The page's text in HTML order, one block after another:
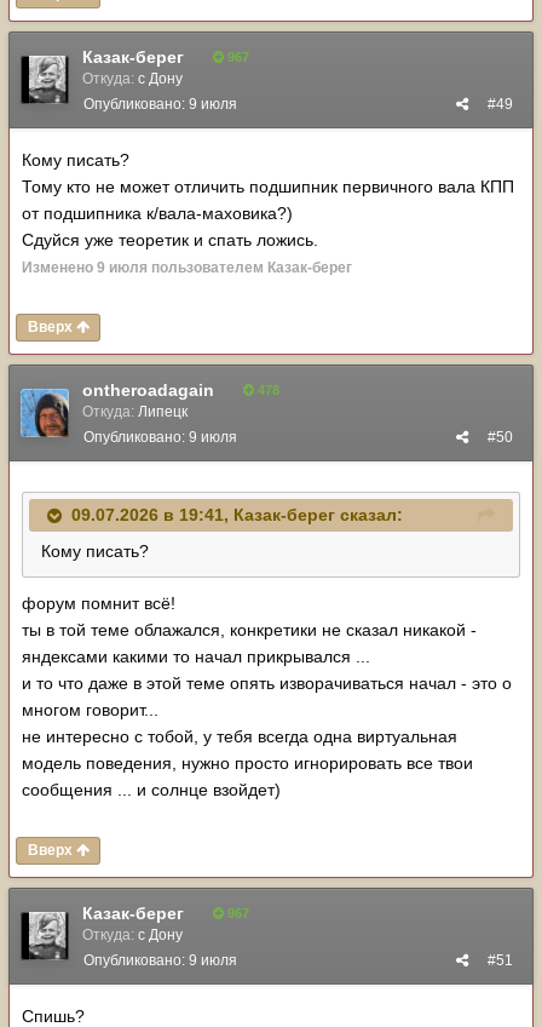
Казак-берег 967
Откуда: с Дону
#49
Опубликовано: 9 июля
Кому писать?
Тому кто не может отличить подшипник первичного вала КПП
от подшипника к/вала-маховика?)
Сдуйся уже теоретик и спать ложись.
Изменено 9 июля пользователем Казак-берег
Вверх
ontheroadagain 478
Откуда: Липецк
#50
Опубликовано: 9 июля
09.07.2026 в 19:41, Казак-берег сказал:
Кому писать?
форум помнит всё!
ты в той теме облажался, конкретики не сказал никакой -
яндексами какими то начал прикрывался ...
и то что даже в этой теме опять изворачиваться начал - это о
многом говорит...
не интересно с тобой, у тебя всегда одна виртуальная
модель поведения, нужно просто игнорировать все твои
сообщения ... и солнце взойдет)
Вверх
Казак-берег 967
Откуда: с Дону
#51
Опубликовано: 9 июля
Спишь?